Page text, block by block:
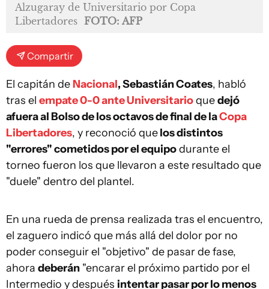
Alzugaray de Universitario por Copa
Libertadores FOTO: AFP
Compartir
El capitán de Nacional, Sebastián Coates, habló
tras el empate 0-0 ante Universitarioquedejó
afuera al Bolso de los octavos de final de laCopa
Libertadores, y reconoció quelos distintos
"errores" cometidos por el equipodurante el
torneo fueron los que llevaron a este resultado que
"duele" dentro del plantel.
En una rueda de prensa realizada tras el encuentro,
el zaguero indicó que más allá del dolor por no
poder conseguir el "objetivo" de pasar de fase,
ahora deberán "encarar el próximo partido por el
Intermedio y después intentar pasar por lo menos